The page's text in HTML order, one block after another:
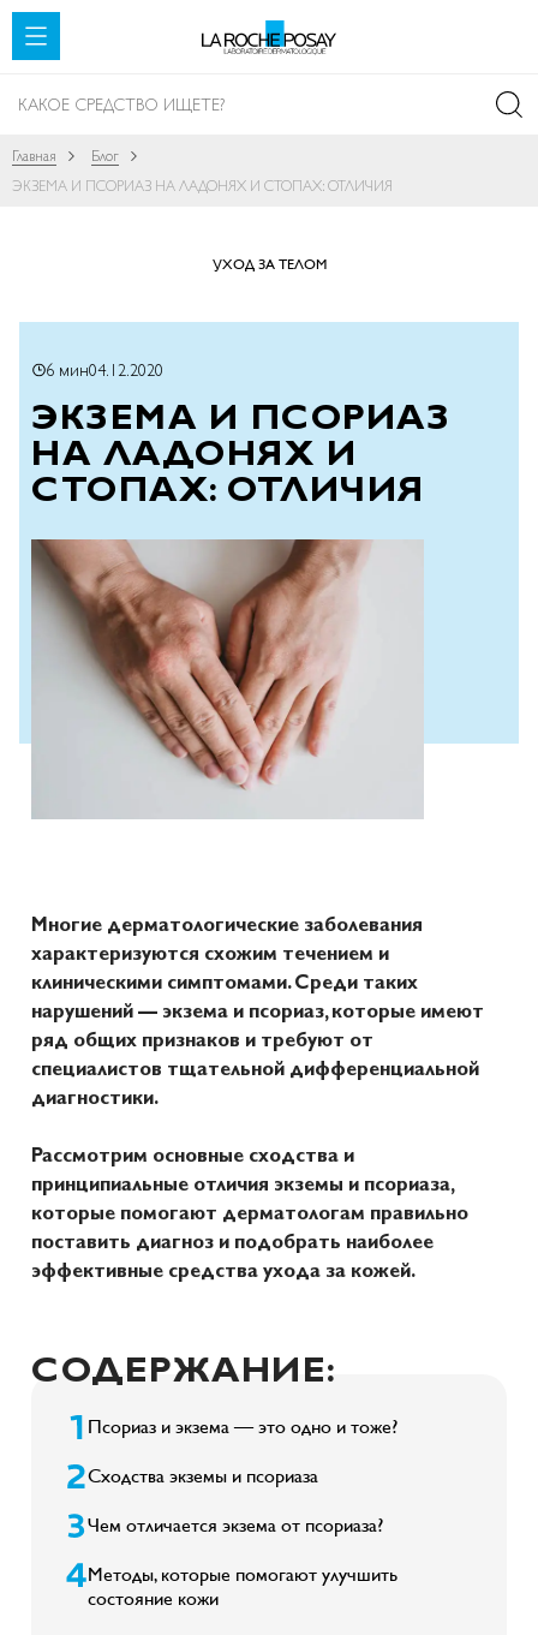
SKIP TO CONTENT
Главная
Блог
ЭКЗЕМА И ПСОРИАЗ НА ЛАДОНЯХ И СТОПАХ: ОТЛИЧИЯ
УХОД ЗА ТЕЛОМ
6 мин04.12.2020
ЭКЗЕМА И ПСОРИАЗ
НА ЛАДОНЯХ И
СТОПАХ: ОТЛИЧИЯ
Многие дерматологические заболевания
характеризуются схожим течением и
клиническими симптомами. Среди таких
нарушений — экзема и псориаз, которые имеют
ряд общих признаков и требуют от
специалистов тщательной дифференциальной
диагностики.
Рассмотрим основные сходства и
принципиальные отличия экземы и псориаза,
которые помогают дерматологам правильно
поставить диагноз и подобрать наиболее
эффективные средства ухода за кожей.
СОДЕРЖАНИЕ:
Псориаз и экзема — это одно и тоже?
Сходства экземы и псориаза
Чем отличается экзема от псориаза?
Методы, которые помогают улучшить
состояние кожи